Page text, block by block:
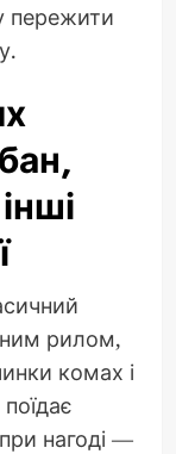
пережити
рилом,
комах і
нагоді —